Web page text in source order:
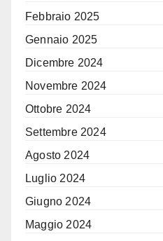
Febbraio 2025
Gennaio 2025
Dicembre 2024
Novembre 2024
Ottobre 2024
Settembre 2024
Agosto 2024
Luglio 2024
Giugno 2024
Maggio 2024